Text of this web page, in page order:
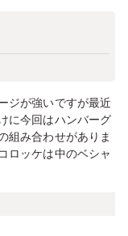
ジが強いですが最近
に今回はハンバーグ
組み合わせがありま
ロッケは中のベシャ